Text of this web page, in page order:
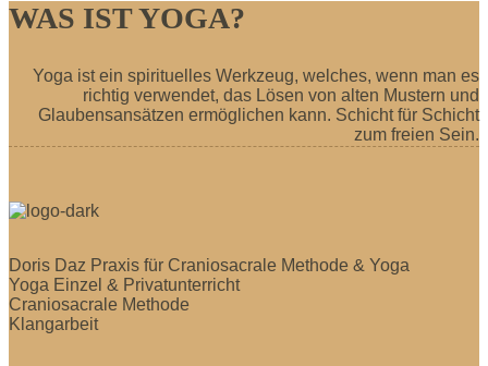
WAS IST YOGA?
Yoga ist ein spirituelles Werkzeug, welches, wenn man es
richtig verwendet, das Lösen von alten Mustern und
Glaubensansätzen ermöglichen kann. Schicht für Schicht
zum freien Sein.
Doris Daz Praxis für Craniosacrale Methode & Yoga
Yoga Einzel & Privatunterricht
Craniosacrale Methode
Klangarbeit